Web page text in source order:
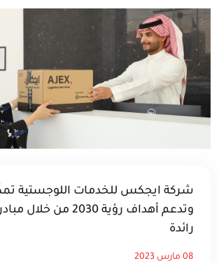
شركة ايجكس للخدمات اللوجستية
وتدعم أهداف رؤية 2030
رائدة
08 مارس 2023